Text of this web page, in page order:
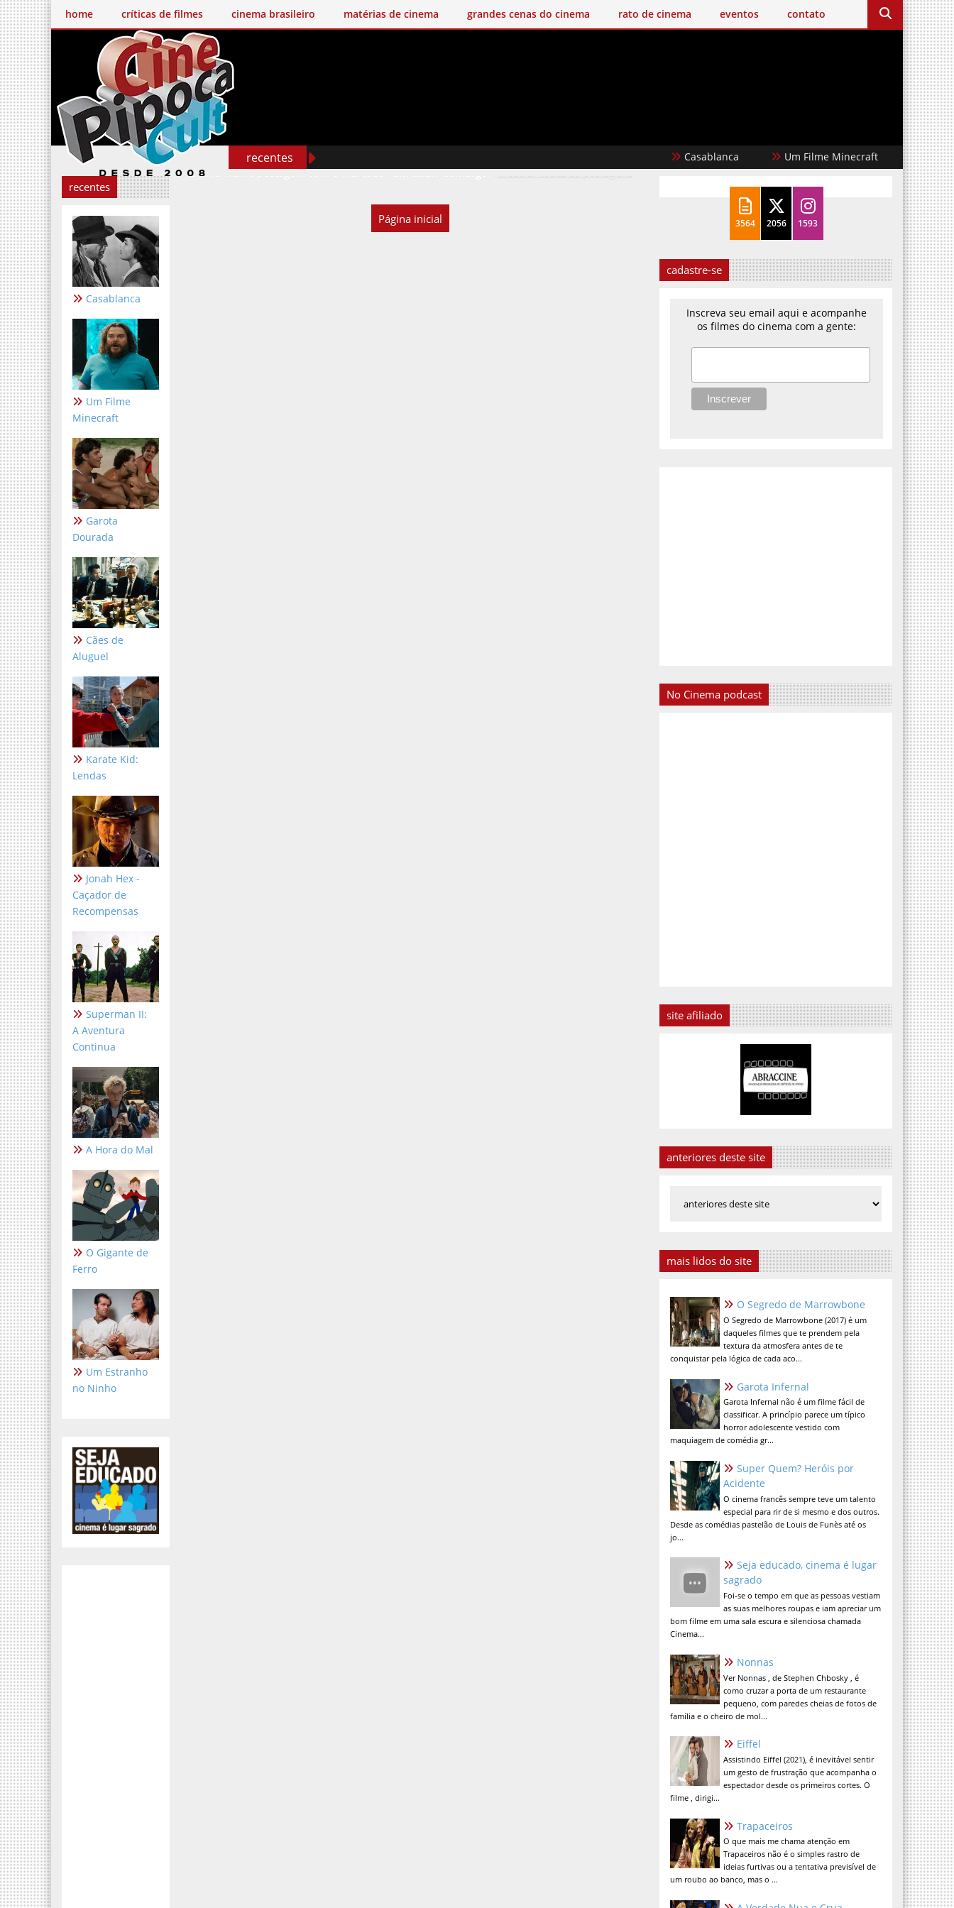
home críticas de filmes cinema brasileiro matérias de cinema grandes cenas do cinema rato de cinema eventos contato
recentes Casablanca Um Filme Minecraft Garota
recentes
Casablanca
Um Filme
Minecraft
Garota
Dourada
Cães de
Aluguel
Karate Kid:
Lendas
Jonah Hex -
Caçador de
Recompensas
Superman II:
A Aventura
Continua
A Hora do Mal
O Gigante de
Ferro
Um Estranho
no Ninho
Nenhuma postagem com o marcadorChristian Camargo. Mostrar todas as postagens
Página inicial 3564 2056 1593
cadastre-se
Inscreva seu email aqui e acompanhe
os filmes do cinema com a gente:
No Cinema podcast
site afiliado
anteriores deste site
mais lidos do site
O Segredo de Marrowbone
O Segredo de Marrowbone (2017) é um
daqueles filmes que te prendem pela
textura da atmosfera antes de te
conquistar pela lógica de cada aco...
Garota Infernal
Garota Infernal não é um filme fácil de
classificar. A princípio parece um típico
horror adolescente vestido com
maquiagem de comédia gr...
Super Quem? Heróis por
Acidente
O cinema francês sempre teve um talento
especial para rir de si mesmo e dos outros.
Desde as comédias pastelão de Louis de Funès até os
jo...
Seja educado, cinema é lugar
sagrado
Foi-se o tempo em que as pessoas vestiam
as suas melhores roupas e iam apreciar um
bom filme em uma sala escura e silenciosa chamada
Cinema...
Nonnas
Ver Nonnas , de Stephen Chbosky , é
como cruzar a porta de um restaurante
pequeno, com paredes cheias de fotos de
família e o cheiro de mol...
Eiffel
Assistindo Eiffel (2021), é inevitável sentir
um gesto de frustração que acompanha o
espectador desde os primeiros cortes. O
filme , dirigi...
Trapaceiros
O que mais me chama atenção em
Trapaceiros não é o simples rastro de
ideias furtivas ou a tentativa previsível de
um roubo ao banco, mas o ...